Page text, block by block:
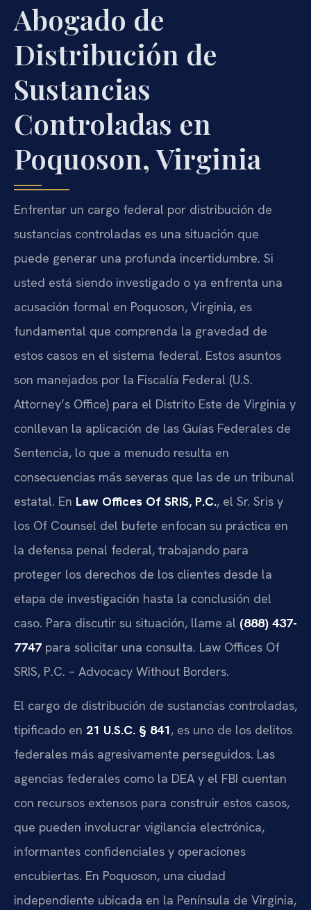
Abogado de
Distribución de
Sustancias
Controladas en
Poquoson, Virginia
Enfrentar un cargo federal por distribución de
sustancias controladas es una situación que
puede generar una profunda incertidumbre. Si
usted está siendo investigado o ya enfrenta una
acusación formal en Poquoson, Virginia, es
fundamental que comprenda la gravedad de
estos casos en el sistema federal. Estos asuntos
son manejados por la Fiscalía Federal (U.S.
Attorney’s Office) para el Distrito Este de Virginia y
conllevan la aplicación de las Guías Federales de
Sentencia, lo que a menudo resulta en
consecuencias más severas que las de un tribunal
estatal. En Law Offices Of SRIS, P.C., el Sr. Sris y
los Of Counsel del bufete enfocan su práctica en
la defensa penal federal, trabajando para
proteger los derechos de los clientes desde la
etapa de investigación hasta la conclusión del
caso. Para discutir su situación, llame al (888) 437-
7747 para solicitar una consulta. Law Offices Of
SRIS, P.C. – Advocacy Without Borders.
El cargo de distribución de sustancias controladas,
tipificado en 21 U.S.C. § 841, es uno de los delitos
federales más agresivamente perseguidos. Las
agencias federales como la DEA y el FBI cuentan
con recursos extensos para construir estos casos,
que pueden involucrar vigilancia electrónica,
informantes confidenciales y operaciones
encubiertas. En Poquoson, una ciudad
independiente ubicada en la Península de Virginia,